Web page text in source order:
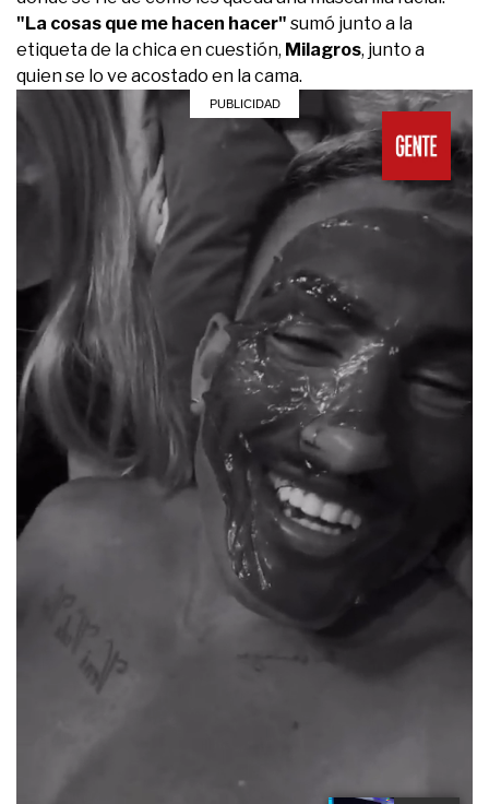
"La cosas que me hacen hacer" sumó junto a la
etiqueta de la chica en cuestión, Milagros, junto a
quien se lo ve acostado en la cama.